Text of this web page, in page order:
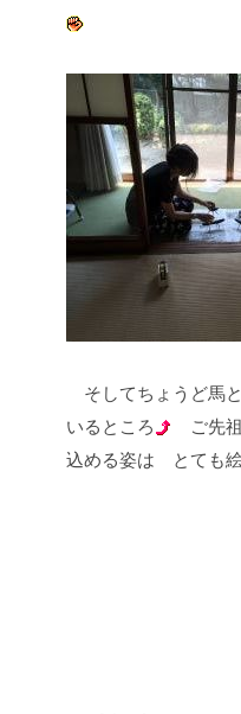
そしてちょうど馬
いるところ
ご先
込める姿は とても